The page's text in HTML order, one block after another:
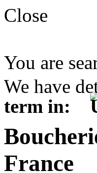
Close
You are
We have
term in:
France